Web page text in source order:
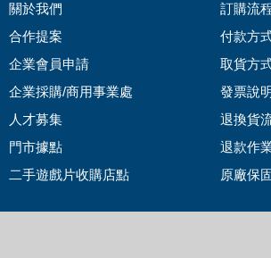
關於我們
合作提案
企業會員申請
企業採購/商用事業處
人才募集
門市據點
二手遊戲片收購店點
訂購流
付款方
取貨方
發票說
退換貨
退款作
原廠保